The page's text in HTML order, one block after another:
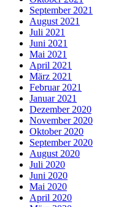
September 2021
August 2021
Juli 2021
Juni 2021
Mai 2021
April 2021
März 2021
Februar 2021
Januar 2021
Dezember 2020
November 2020
Oktober 2020
September 2020
August 2020
Juli 2020
Juni 2020
Mai 2020
April 2020